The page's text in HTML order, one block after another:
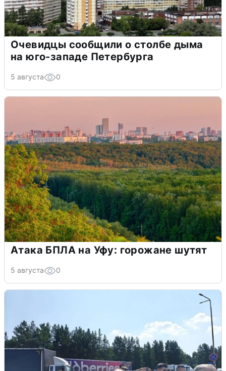
Очевидцы сообщили о столбе дыма
на юго-западе Петербурга
5 августа 0
Атака БПЛА на Уфу: горожане шутят
5 августа 0